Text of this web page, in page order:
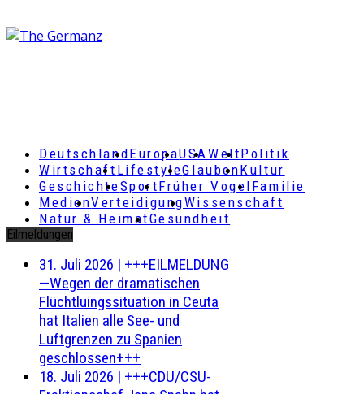
DeutschlandEuropaUSAWeltPolitik
Wirtschaft LifestyleGlaubenKultur
GeschichteSportFrüher Vogel Familie
MedienVerteidigungWissenschaft
Natur & HeimatGesundheit
Eilmeldungen
31. Juli 2026 | +++EILMELDUNG
—Wegen der dramatischen
Flüchtluingssituation in Ceuta
hat Italien alle See- und
Luftgrenzen zu Spanien
geschlossen+++
18. Juli 2026 | +++CDU/CSU-